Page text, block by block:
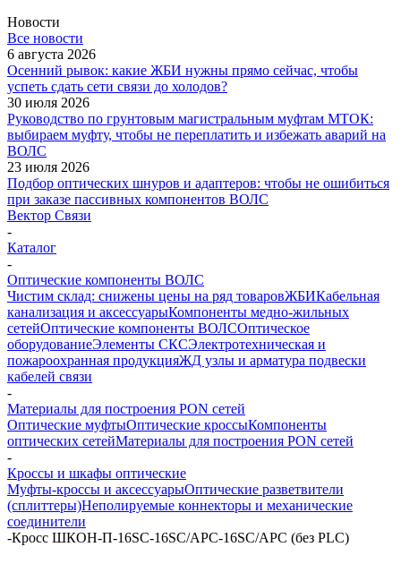
Новости
Все новости
6 августа 2026
Осенний рывок: какие ЖБИ нужны прямо сейчас, чтобы
успеть сдать сети связи до холодов?
30 июля 2026
Руководство по грунтовым магистральным муфтам МТОК:
выбираем муфту, чтобы не переплатить и избежать аварий на
ВОЛС
23 июля 2026
Подбор оптических шнуров и адаптеров: чтобы не ошибиться
при заказе пассивных компонентов ВОЛС
Вектор Связи
-
Каталог
-
Оптические компоненты ВОЛС
Чистим склад: снижены цены на ряд товаровЖБИКабельная
канализация и аксессуарыКомпоненты медно-жильных
сетейОптические компоненты ВОЛСОптическое
оборудованиеЭлементы СКСЭлектротехническая и
пожароохранная продукцияЖД узлы и арматура подвески
кабелей связи
-
Материалы для построения PON сетей
Оптические муфтыОптические кроссыКомпоненты
оптических сетейМатериалы для построения PON сетей
-
Кроссы и шкафы оптические
Муфты-кроссы и аксессуарыОптические разветвители
(сплиттеры)Неполируемые коннекторы и механические
соединители
-Кросс ШКОН-П-16SC-16SC/APC-16SC/APC (без PLC)